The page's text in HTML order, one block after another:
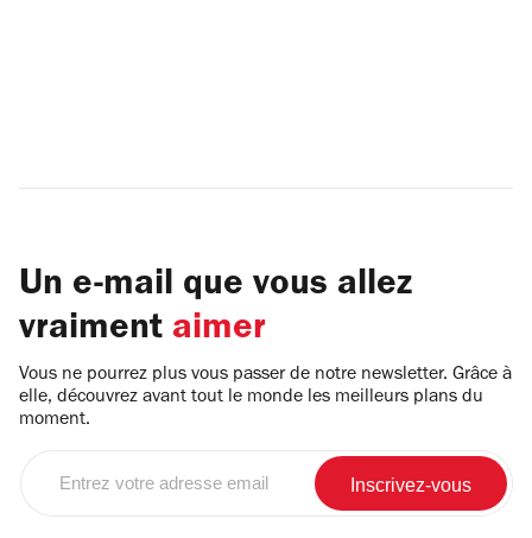
Un e-mail que vous allez
vraiment aimer
Vous ne pourrez plus vous passer de notre newsletter. Grâce à
elle, découvrez avant tout le monde les meilleurs plans du
moment.